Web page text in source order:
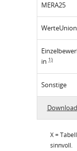
MERA25
WerteUnion
in 1)
Sonstige
X =
sinnvoll.